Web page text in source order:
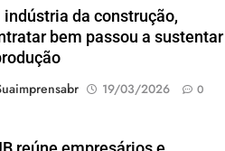
indústria da construção,
bem passou a sustentar
19/03/2026 0